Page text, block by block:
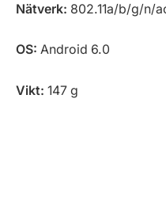
Nätverk: 802.11a/b/g/n/
OS: Android 6.0
Vikt: 147 g